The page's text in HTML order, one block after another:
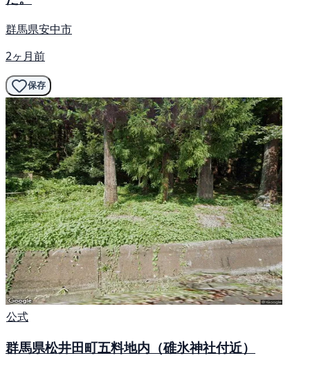
群馬県安中市
2ヶ月前
保存
公式
群馬県松井田町五料地内（碓氷神社付近）